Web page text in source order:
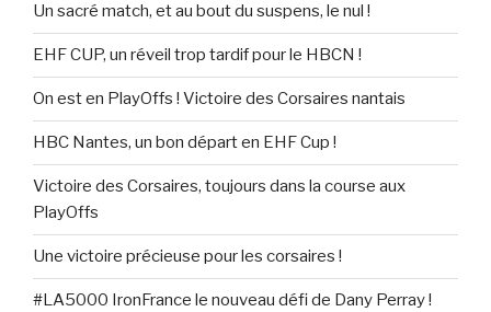
Un sacré match, et au bout du suspens, le nul !
EHF CUP, un réveil trop tardif pour le HBCN !
On est en PlayOffs ! Victoire des Corsaires nantais
HBC Nantes, un bon départ en EHF Cup !
Victoire des Corsaires, toujours dans la course aux
PlayOffs
Une victoire précieuse pour les corsaires !
#LA5000 IronFrance le nouveau défi de Dany Perray !